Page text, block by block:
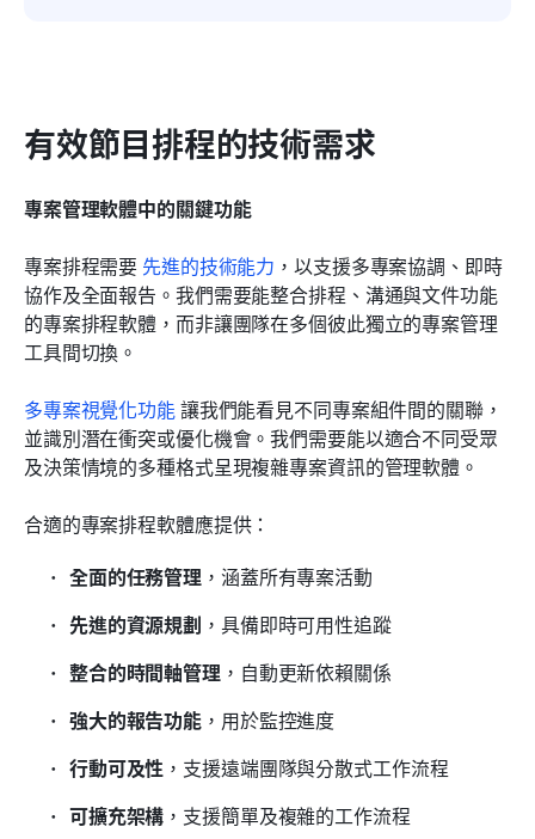
有效節目排程的技術需求
專案管理軟體中的關鍵功能
專案排程需要 先進的技術能力 ，以支援多專案協調、即時
協作及全面報告。我們需要能整合排程、溝通與文件功能
的專案排程軟體，而非讓團隊在多個彼此獨立的專案管理
工具間切換。
多專案視覺化功能 讓我們能看見不同專案組件間的關聯，
並識別潛在衝突或優化機會。我們需要能以適合不同受眾
及決策情境的多種格式呈現複雜專案資訊的管理軟體。
合適的專案排程軟體應提供：
全面的任務管理 ，涵蓋所有專案活動
先進的資源規劃 ，具備即時可用性追蹤
整合的時間軸管理，自動更新依賴關係
強大的報告功能 ，用於監控進度
行動可及性 ，支援遠端團隊與分散式工作流程
可擴充架構 ，支援簡單及複雜的工作流程